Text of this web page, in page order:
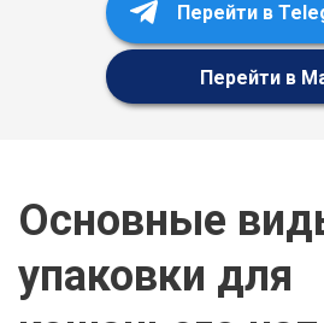
Перейти в
Перейти в
Основные
упаковки для